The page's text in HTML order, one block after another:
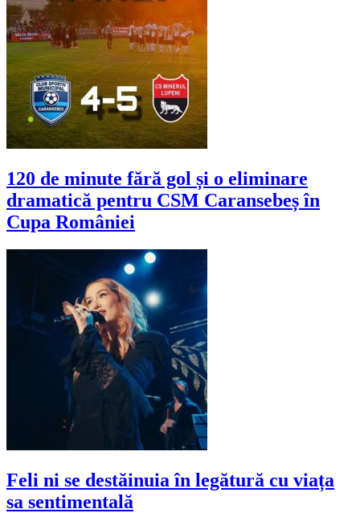
120 de minute fără gol și o eliminare
dramatică pentru CSM Caransebeș în
Cupa României
Feli ni se destăinuia în legătură cu viața
sa sentimentală